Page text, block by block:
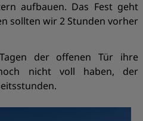
aufbauen. Das Fest geht
sollten wir 2 Stunden vorher
der offenen Tür ihre
nicht voll haben, der